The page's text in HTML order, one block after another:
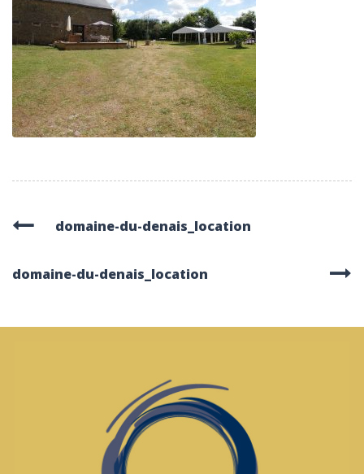
domaine-du-denais_location
domaine-du-denais_location